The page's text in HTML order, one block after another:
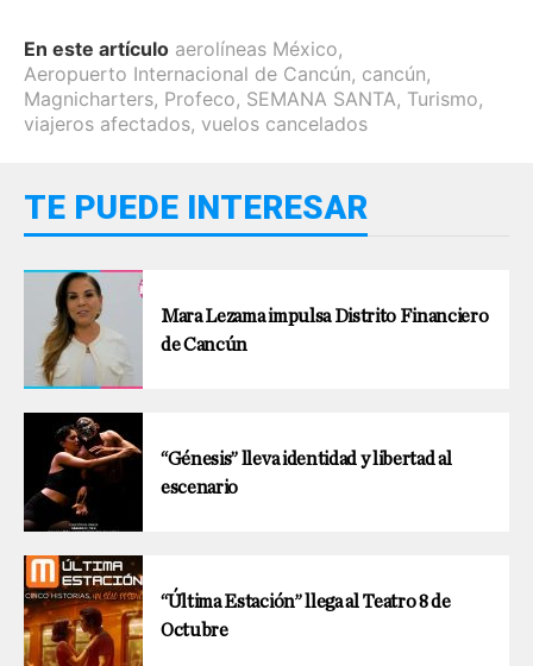
En este artículo aerolíneas México,
Aeropuerto Internacional de Cancún, cancún,
Magnicharters, Profeco, SEMANA SANTA, Turismo,
viajeros afectados, vuelos cancelados
TE PUEDE INTERESAR
Mara Lezama impulsa Distrito Financiero
de Cancún
“Génesis” lleva identidad y libertad al
escenario
“Última Estación” llega al Teatro 8 de
Octubre